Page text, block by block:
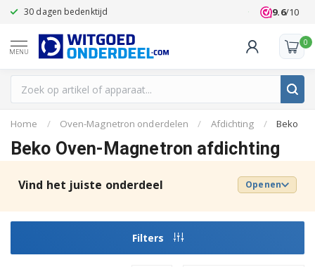
30 dagen bedenktijd Klanten
9.6/10
MENU
0
Home / Oven-Magnetron onderdelen / Afdichting / Beko
Beko Oven-Magnetron afdichting
Vind het juiste onderdeel Openen
Filters